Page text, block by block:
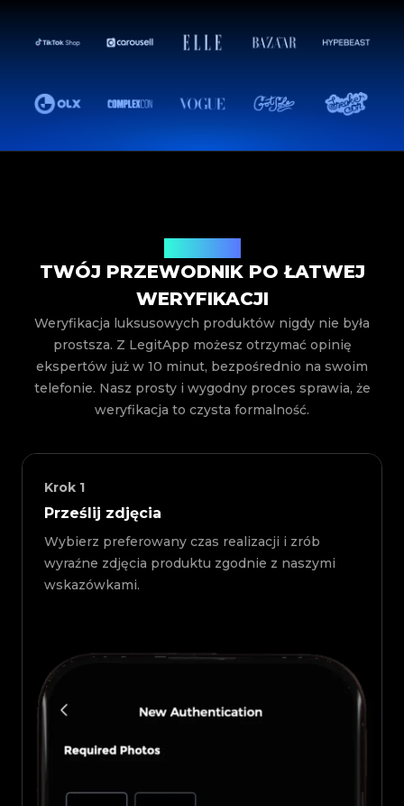
TWÓJ PRZEWODNIK PO ŁATWEJ
WERYFIKACJI
Weryfikacja luksusowych produktów nigdy nie była
prostsza. Z LegitApp możesz otrzymać opinię
ekspertów już w 10 minut, bezpośrednio na swoim
telefonie. Nasz prosty i wygodny proces sprawia, że
weryfikacja to czysta formalność.
Krok 1
Prześlij zdjęcia
Wybierz preferowany czas realizacji i zrób
wyraźne zdjęcia produktu zgodnie z naszymi
wskazówkami.